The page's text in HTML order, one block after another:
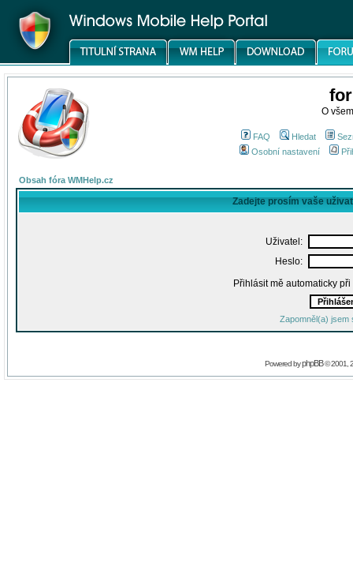
O
FAQ Hledat
Osobní nastavení
Obsah fóra WMHelp.cz
Zadejte prosím vaše
Uživatel:
Heslo:
Přihlásit mě automaticky
Zapomněl(a) jsem
Powered byphpBB© 2001,